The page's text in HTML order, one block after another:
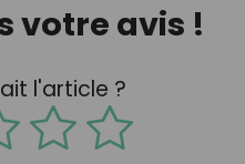
votre avis !
l'article ?